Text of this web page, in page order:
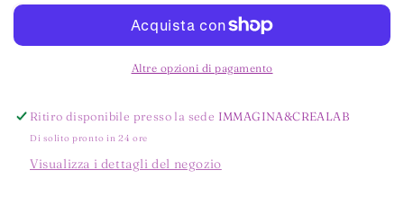
ADESIVITA&#39;
LUCIDO
ADESIVITA&#39;
NERO
LUCIDO
Altre opzioni di pagamento
Ritiro disponibile presso la sede IMMAGINA&CREALAB
Di solito pronto in 24 ore
Visualizza i dettagli del negozio